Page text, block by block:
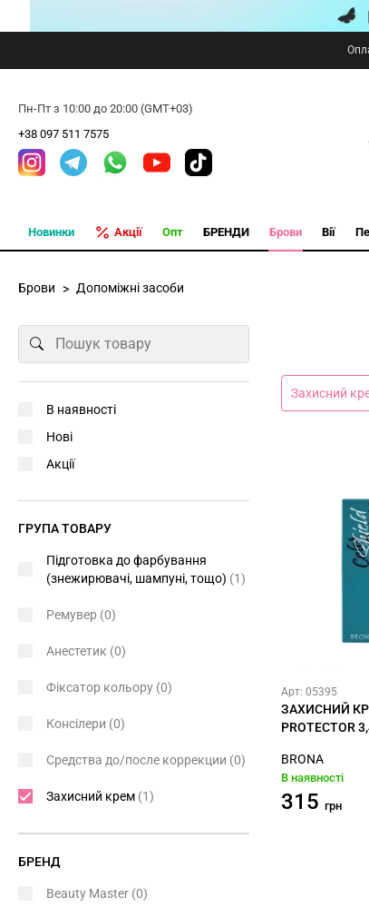
Пн-Пт з 10:00 до 20:00 (GMT+03)
+38 097 511 7575
Новинки Акції Опт БРЕНДИ Брови Вії
Брови Допоміжні засоби
Захисний
Арт: 05395
ЗАХИСНИЙ
PROTECTOR
BRONA
В наявності
315 грн
В наявності
Нові
Акції
ГРУПА ТОВАРУ
Підготовка до фарбування
(знежирювачі, шампуні, тощо) (1)
Ремувер (0)
Анестетик (0)
Фіксатор кольору (0)
Консілери (0)
Средства до/после коррекции (0)
Захисний крем (1)
БРЕНД
Beauty Master (0)